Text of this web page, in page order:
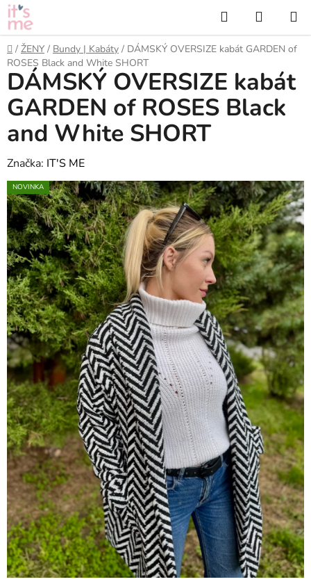
Přejít
na
obsah
Hledat
KOŠÍK
Domů
/ ŽENY / Bundy | Kabáty / DÁMSKÝ OVERSIZE kabát GARDEN of
ROSES Black and White SHORT
DÁMSKÝ OVERSIZE kabát
GARDEN of ROSES Black
and White SHORT
Značka: IT'S ME
NOVINKA